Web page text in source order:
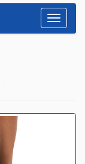
Toggle